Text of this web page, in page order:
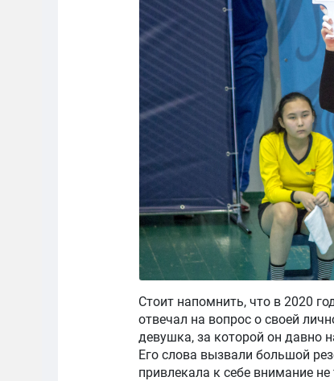
Стоит напомнить, что в 2020
отвечал на вопрос о своей
девушка, за которой он давно
Его слова вызвали большой
привлекала к себе внимание